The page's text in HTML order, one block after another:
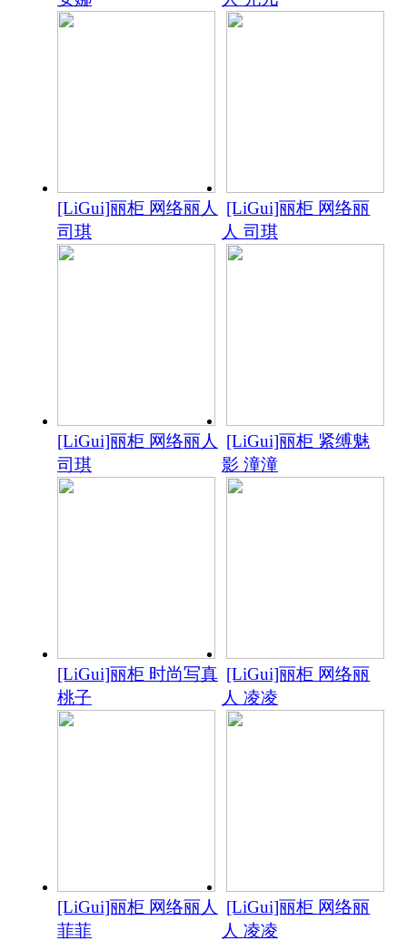
[LiGui]丽柜 网络丽人
司琪
[LiGui]丽柜 网络丽
人 司琪
[LiGui]丽柜 网络丽人
司琪
[LiGui]丽柜 紧缚魅
影 潼潼
[LiGui]丽柜 时尚写真
桃子
[LiGui]丽柜 网络丽
人 凌凌
[LiGui]丽柜 网络丽人
菲菲
[LiGui]丽柜 网络丽
人 凌凌